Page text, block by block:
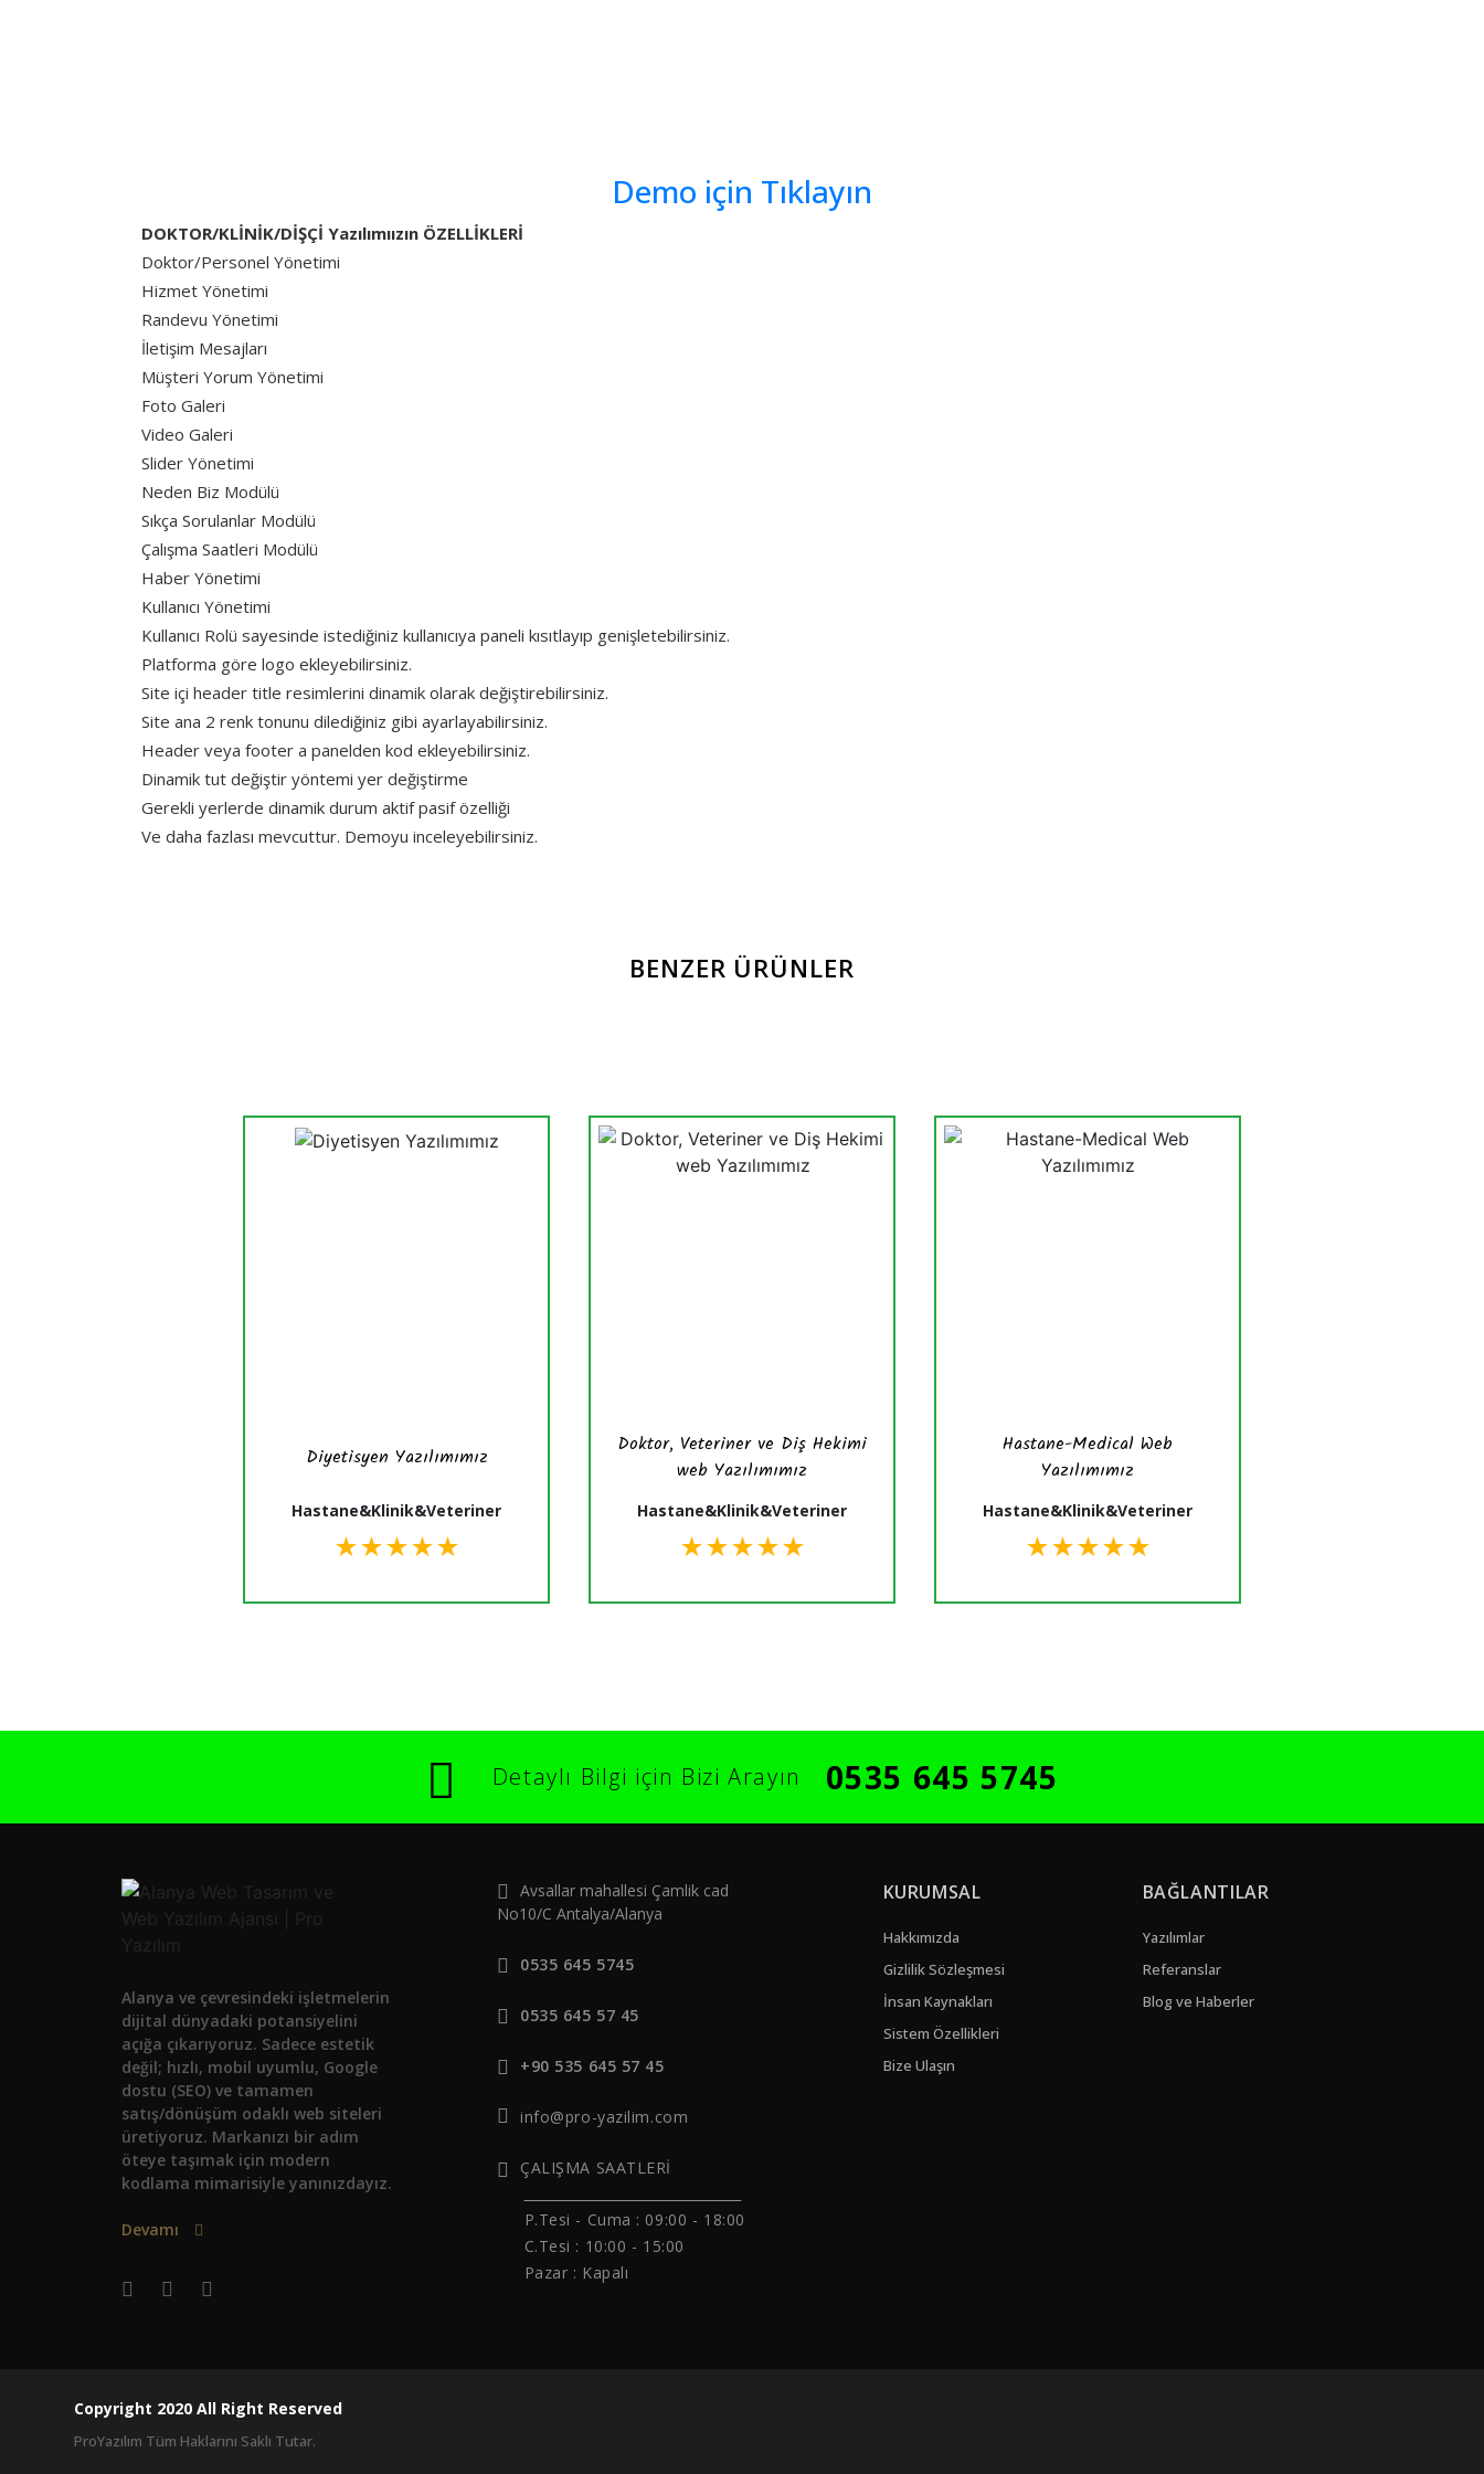
Demo için Tıklayın
DOKTOR/KLİNİK/DİŞÇİ Yazılımıızın ÖZELLİKLERİ
Doktor/Personel Yönetimi
Hizmet Yönetimi
Randevu Yönetimi
İletişim Mesajları
Müşteri Yorum Yönetimi
Foto Galeri
Video Galeri
Slider Yönetimi
Neden Biz Modülü
Sıkça Sorulanlar Modülü
Çalışma Saatleri Modülü
Haber Yönetimi
Kullanıcı Yönetimi
Kullanıcı Rolü sayesinde istediğiniz kullanıcıya paneli kısıtlayıp genişletebilirsiniz.
Platforma göre logo ekleyebilirsiniz.
Site içi header title resimlerini dinamik olarak değiştirebilirsiniz.
Site ana 2 renk tonunu dilediğiniz gibi ayarlayabilirsiniz.
Header veya footer a panelden kod ekleyebilirsiniz.
Dinamik tut değiştir yöntemi yer değiştirme
Gerekli yerlerde dinamik durum aktif pasif özelliği
Ve daha fazlası mevcuttur. Demoyu inceleyebilirsiniz.
BENZER ÜRÜNLER
Diyetisyen Yazılımımız
Hastane&Klinik&Veteriner
★★★★★
Doktor, Veteriner ve Diş Hekimi
web Yazılımımız
Hastane&Klinik&Veteriner
★★★★★
Hastane-Medical Web
Yazılımımız
Hastane&Klinik&Veteriner
★★★★★
Detaylı Bilgi için Bizi Arayın 0535 645 5745
Alanya ve çevresindeki işletmelerin
dijital dünyadaki potansiyelini
açığa çıkarıyoruz. Sadece estetik
değil; hızlı, mobil uyumlu, Google
dostu (SEO) ve tamamen
satış/dönüşüm odaklı web siteleri
üretiyoruz. Markanızı bir adım
öteye taşımak için modern
kodlama mimarisiyle yanınızdayız.
Devamı
Avsallar mahallesi Çamlik cad
No10/C Antalya/Alanya
0535 645 5745
0535 645 57 45
+90 535 645 57 45
info@pro-yazilim.com
ÇALIŞMA SAATLERİ
P.Tesi - Cuma : 09:00 - 18:00
C.Tesi : 10:00 - 15:00
Pazar : Kapalı
KURUMSAL
Hakkımızda
Gizlilik Sözleşmesi
İnsan Kaynakları
Sistem Özellikleri
Bize Ulaşın
BAĞLANTILAR
Yazılımlar
Referanslar
Blog ve Haberler
Copyright 2020 All Right Reserved
ProYazılım Tüm Haklarını Saklı Tutar.